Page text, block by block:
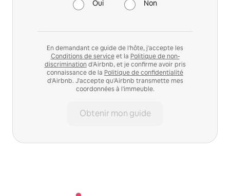
Oui Non
En demandant ce guide de l'hôte, j'accepte les
Conditions de serviceet la Politique de non-
discrimination d'Airbnb, et je confirme avoir pris
connaissance de la Politique de confidentialité
d'Airbnb. J'accepte qu'Airbnb transmette mes
coordonnées à l'immeuble.
Obtenir mon guide